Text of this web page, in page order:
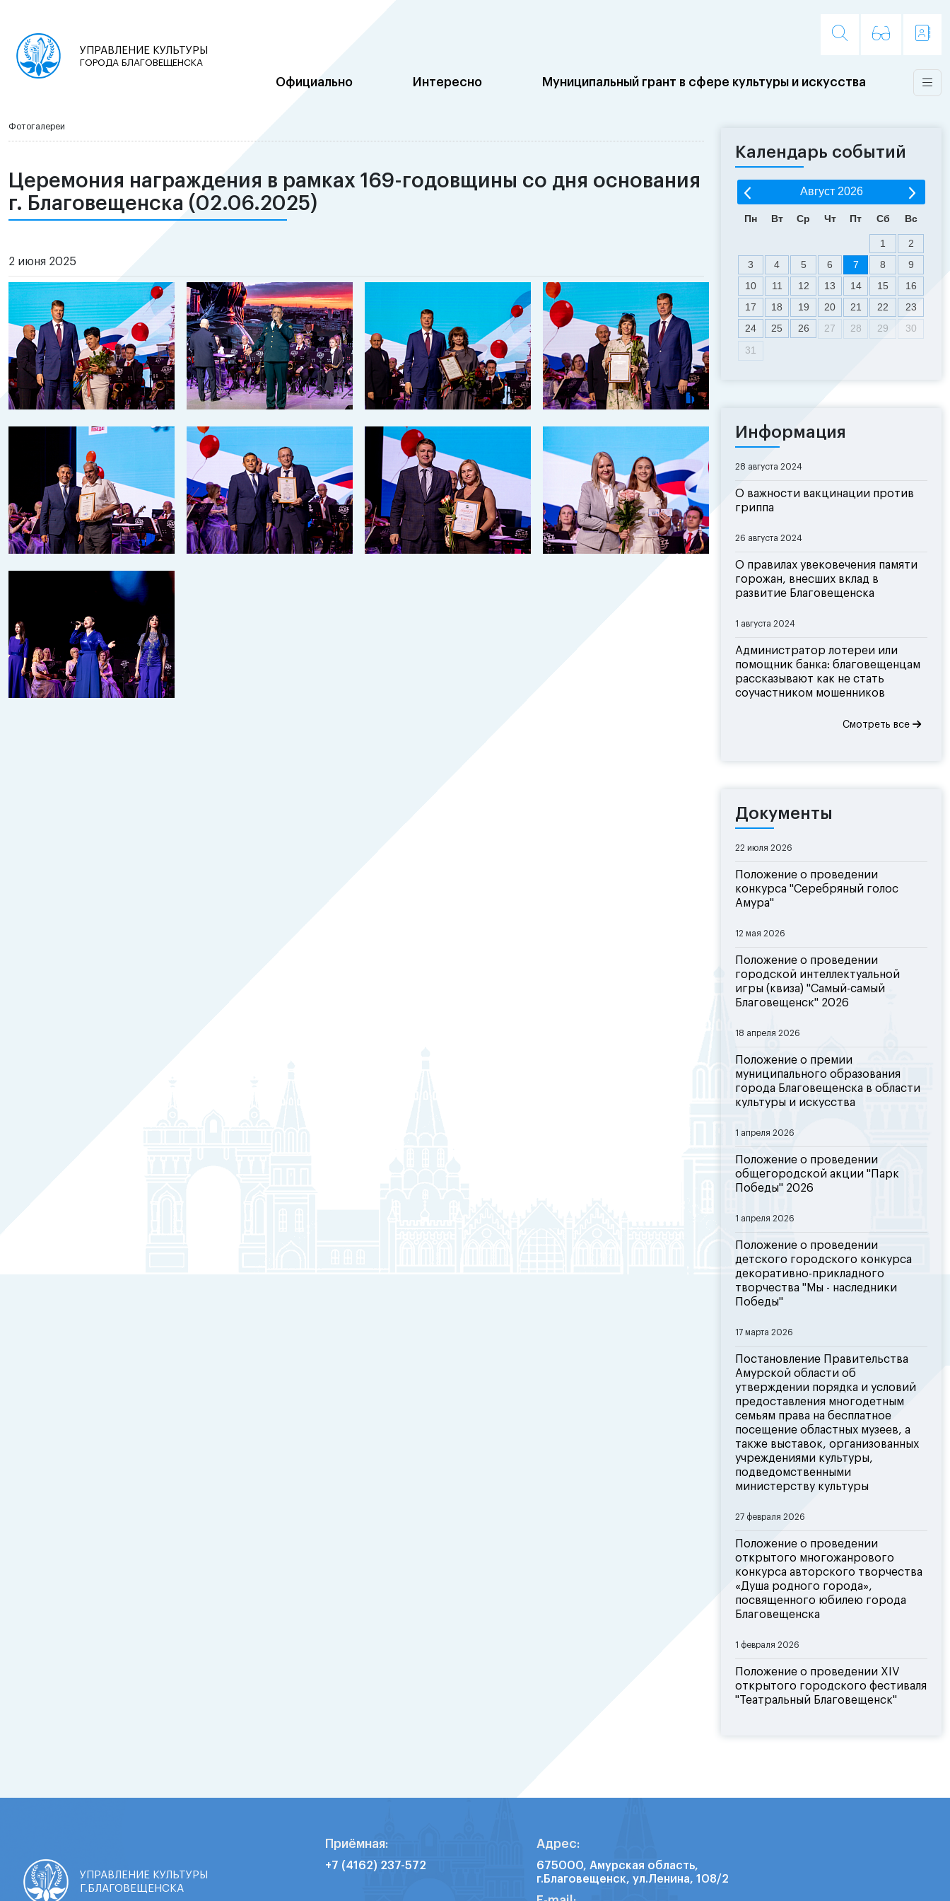
УПРАВЛЕНИЕ КУЛЬТУРЫ
ГОРОДА БЛАГОВЕЩЕНСКА
Официально Интересно Муниципальный грант в сфере культуры и искусства
Фотогалереи
Церемония награждения в рамках 169-годовщины со дня основания
г. Благовещенска (02.06.2025)
2 июня 2025
Календарь событий
Август 2026
Пн Вт Ср Чт Пт Сб Вс
1
2
3
4 5 6 7 8
9
10
11 12 13 14 15
16
17
18 19 20 21 22
23
24
25 26 27 28 29
30
31
Информация
28 августа 2024
О важности вакцинации против
гриппа
26 августа 2024
О правилах увековечения памяти
горожан, внесших вклад в
развитие Благовещенска
1 августа 2024
Администратор лотереи или
помощник банка: благовещенцам
рассказывают как не стать
соучастником мошенников
Смотреть все
Документы
22 июля 2026
Положение о проведении
конкурса "Серебряный голос
Амура"
12 мая 2026
Положение о проведении
городской интеллектуальной
игры (квиза) "Самый-самый
Благовещенск" 2026
18 апреля 2026
Положение о премии
муниципального образования
города Благовещенска в области
культуры и искусства
1 апреля 2026
Положение о проведении
общегородской акции "Парк
Победы" 2026
1 апреля 2026
Положение о проведении
детского городского конкурса
декоративно-прикладного
творчества "Мы - наследники
Победы"
17 марта 2026
Постановление Правительства
Амурской области об
утверждении порядка и условий
предоставления многодетным
семьям права на бесплатное
посещение областных музеев, а
также выставок, организованных
учреждениями культуры,
подведомственными
министерству культуры
27 февраля 2026
Положение о проведении
открытого многожанрового
конкурса авторского творчества
«Душа родного города»,
посвященного юбилею города
Благовещенска
1 февраля 2026
Положение о проведении XIV
открытого городского фестиваля
"Театральный Благовещенск"
УПРАВЛЕНИЕ КУЛЬТУРЫ
Г.БЛАГОВЕЩЕНСКА
Приёмная:
+7 (4162) 237-572
Адрес:
675000, Амурская область,
г.Благовещенск, ул.Ленина, 108/2